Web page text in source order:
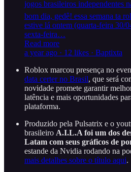
jogos brasileiros independentes
bom dia, gedê! essa semana ta
estive lá ontem (quarta-feira 30/
sexta-feira…
Read more
a year ago · 12 likes · Baptixta
Roblox marcou presença no
data certer no Brasil, que será
novidade promete garantir
latência e mais oportunidades
plataforma.
Produzido pela Pulsatrix e o
brasileiro A.I.L.A foi um dos
Latam com seus gráficos de
estande da Nvidia rodando na
mais detalhes sobre o título aqui.